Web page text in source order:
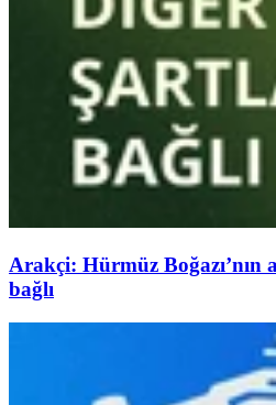
Arakçi: Hürmüz Boğazı’nın
bağlı